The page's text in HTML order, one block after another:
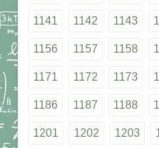
1141 1142 1143
1156 1157 1158
1171 1172 1173
1186 1187 1188
1201 1202 1203